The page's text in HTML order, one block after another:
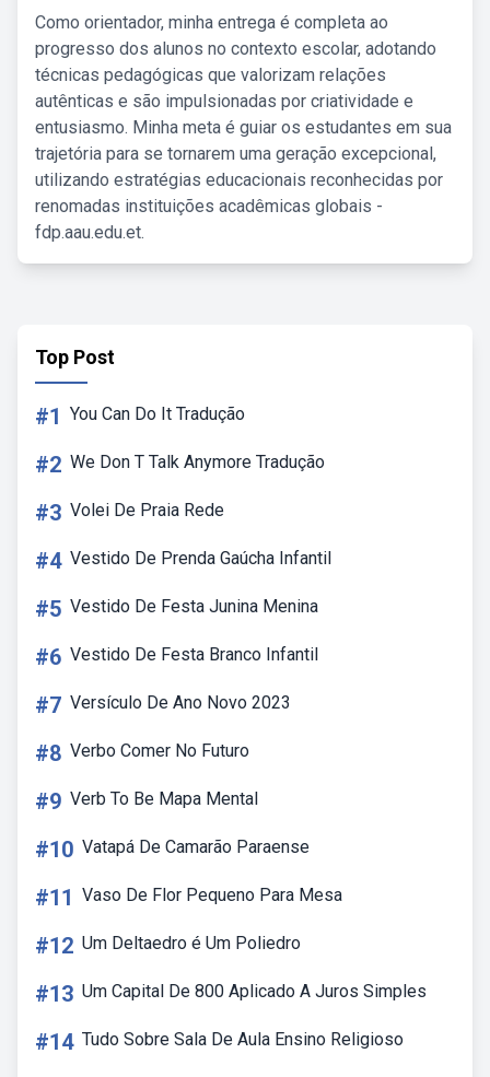
Como orientador, minha entrega é completa ao
progresso dos alunos no contexto escolar, adotando
técnicas pedagógicas que valorizam relações
autênticas e são impulsionadas por criatividade e
entusiasmo. Minha meta é guiar os estudantes em sua
trajetória para se tornarem uma geração excepcional,
utilizando estratégias educacionais reconhecidas por
renomadas instituições acadêmicas globais -
fdp.aau.edu.et.
Top Post
#1 You Can Do It Tradução
#2 We Don T Talk Anymore Tradução
#3 Volei De Praia Rede
#4 Vestido De Prenda Gaúcha Infantil
#5 Vestido De Festa Junina Menina
#6 Vestido De Festa Branco Infantil
#7 Versículo De Ano Novo 2023
#8 Verbo Comer No Futuro
#9 Verb To Be Mapa Mental
#10 Vatapá De Camarão Paraense
#11 Vaso De Flor Pequeno Para Mesa
#12 Um Deltaedro é Um Poliedro
#13 Um Capital De 800 Aplicado A Juros Simples
#14 Tudo Sobre Sala De Aula Ensino Religioso